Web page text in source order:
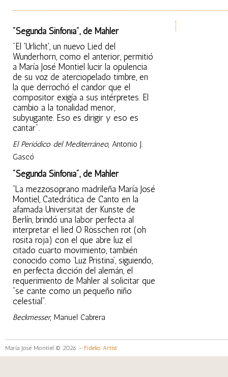
"Segunda Sinfonía", de Mahler
"El 'Urlicht', un nuevo Lied del
Wunderhorn, como el anterior, permitió
a María José Montiel lucir la opulencia
de su voz de aterciopelado timbre, en
la que derrochó el candor que el
compositor exigía a sus intérpretes. El
cambio a la tonalidad menor,
subyugante. Eso es dirigir y eso es
cantar".
El Periódico del Mediterráneo, Antonio J.
Gascó
"Segunda Sinfonía", de Mahler
“La mezzosoprano madrileña María José
Montiel, Catedrática de Canto en la
afamada Universität der Kunste de
Berlín, brindó una labor perfecta al
interpretar el lied O Rösschen rot (oh
rosita roja) con el que abre luz el
citado cuarto movimiento, también
conocido como ‘Luz Pristina’, siguiendo,
en perfecta dicción del alemán, el
requerimiento de Mahler al solicitar que
“se cante como un pequeño niño
celestial”.
Beckmesser, Manuel Cabrera
María José Montiel © 2026 - Fidelio Artist